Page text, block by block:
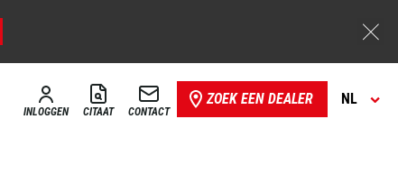
INLOGGEN CITAAT CONTACT
ZOEK EEN DEALER NL